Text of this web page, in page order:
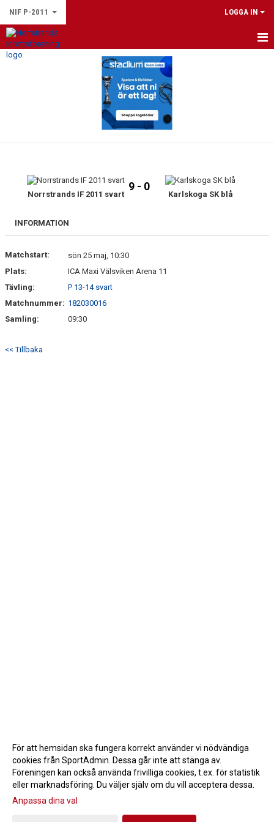
NIF P-2011 LOGGA IN
HEM
BILDGALLERI
DOKUMENT
Norrstrands IF 2011 svart
9 - 0
Karlskoga SK blå
INFORMATION
Matchstart:
sön 25 maj, 10:30
Plats:
ICA Maxi Välsviken Arena 11
Tävling:
P 13-14 svart
Matchnummer: 182030016
Samling:
09:30
<< Tillbaka
Gå till Webbversion
För att hemsidan ska fungera korrekt använder vi nödvändiga
cookies från SportAdmin. Dessa går inte att stänga av.
Föreningen kan också använda frivilliga cookies, t.ex. för statistik
eller marknadsföring. Du väljer själv om du vill acceptera dessa.
Anpassa dina val